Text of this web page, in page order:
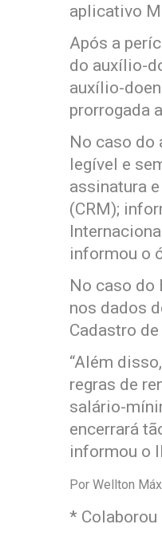
aplicativo
Após a
do auxílio-
auxílio-
prorrogada
No caso do
legível e
assinatura
(CRM);
informou o
No caso do
nos dados
Cadastro
“Além
regras de
salário-
encerrará
informou o
Por Wellton
*